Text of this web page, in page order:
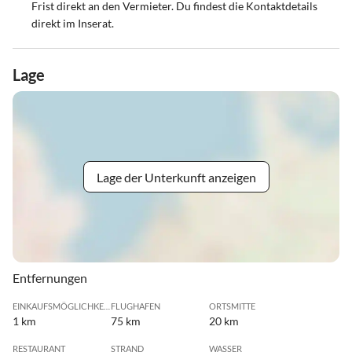
Frist direkt an den Vermieter. Du findest die Kontaktdetails
direkt im Inserat.
Lage
Lage der Unterkunft anzeigen
Entfernungen
1 km
FLUGHAFEN
75 km
ORTSMITTE
20 km
RESTAURANT STRAND WASSER